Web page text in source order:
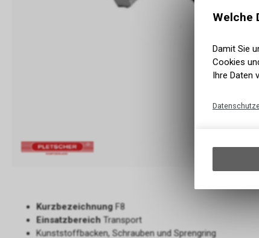
Kurzbezeichnung F8
Einsatzbereich Transport
Kunststoffbacken, Schrauben und Sprengring
Welche
Damit Sie
Cookies
Ihre Daten